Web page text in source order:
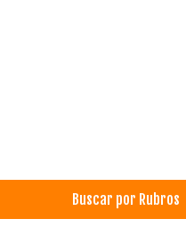
Buscar por Rubros